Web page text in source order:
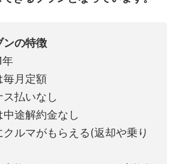
ンの特徴
年
毎月定額
ス払いなし
中途解約金なし
クルマがもらえる(返却や乗り